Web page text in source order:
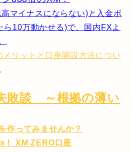
マイナスにならない)と入金ボ
ら10万動かせる)で、国内FXよ
リットと口座開設方法につい
敗談 ～根拠の薄い
作ってみませんか？
！ XM ZERO口座